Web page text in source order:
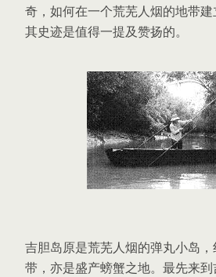
奇，如何在一个荒芜人烟的地带
其史迹是值得一提及赞扬的。
吉胆岛原是荒芜人烟的弹丸小岛
带，亦是盛产螃蟹之地。最先来